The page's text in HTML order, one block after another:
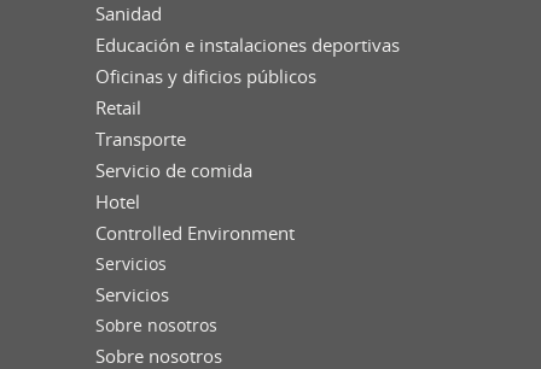
Sanidad
Educación e instalaciones deportivas
Oficinas y dificios públicos
Retail
Transporte
Servicio de comida
Hotel
Controlled Environment
Servicios
Servicios
Sobre nosotros
Sobre nosotros